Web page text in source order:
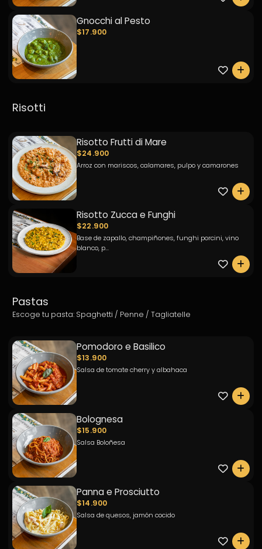
Gnocchi al Pesto
$17.900
0
Risotti
Risotto Frutti di Mare
$24.900
Arroz con mariscos, calamares, pulpo y camarones
0
Risotto Zucca e Funghi
$22.900
Base de zapallo, champiñones, funghi porcini, vino
blanco, p...
0
Pastas
Escoge tu pasta: Spaghetti / Penne / Tagliatelle
Pomodoro e Basilico
$13.900
Salsa de tomate cherry y albahaca
0
Bolognesa
$15.900
Salsa Boloñesa
0
Panna e Prosciutto
$14.900
Salsa de quesos, jamón cocido
0